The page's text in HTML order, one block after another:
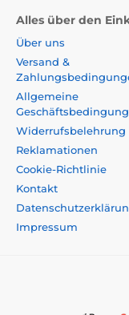
Alles über den
Über uns
Versand &
Allgemeine
Widerrufsbelehrung
Reklamationen
Cookie-Richtlinie
Kontakt
Impressum